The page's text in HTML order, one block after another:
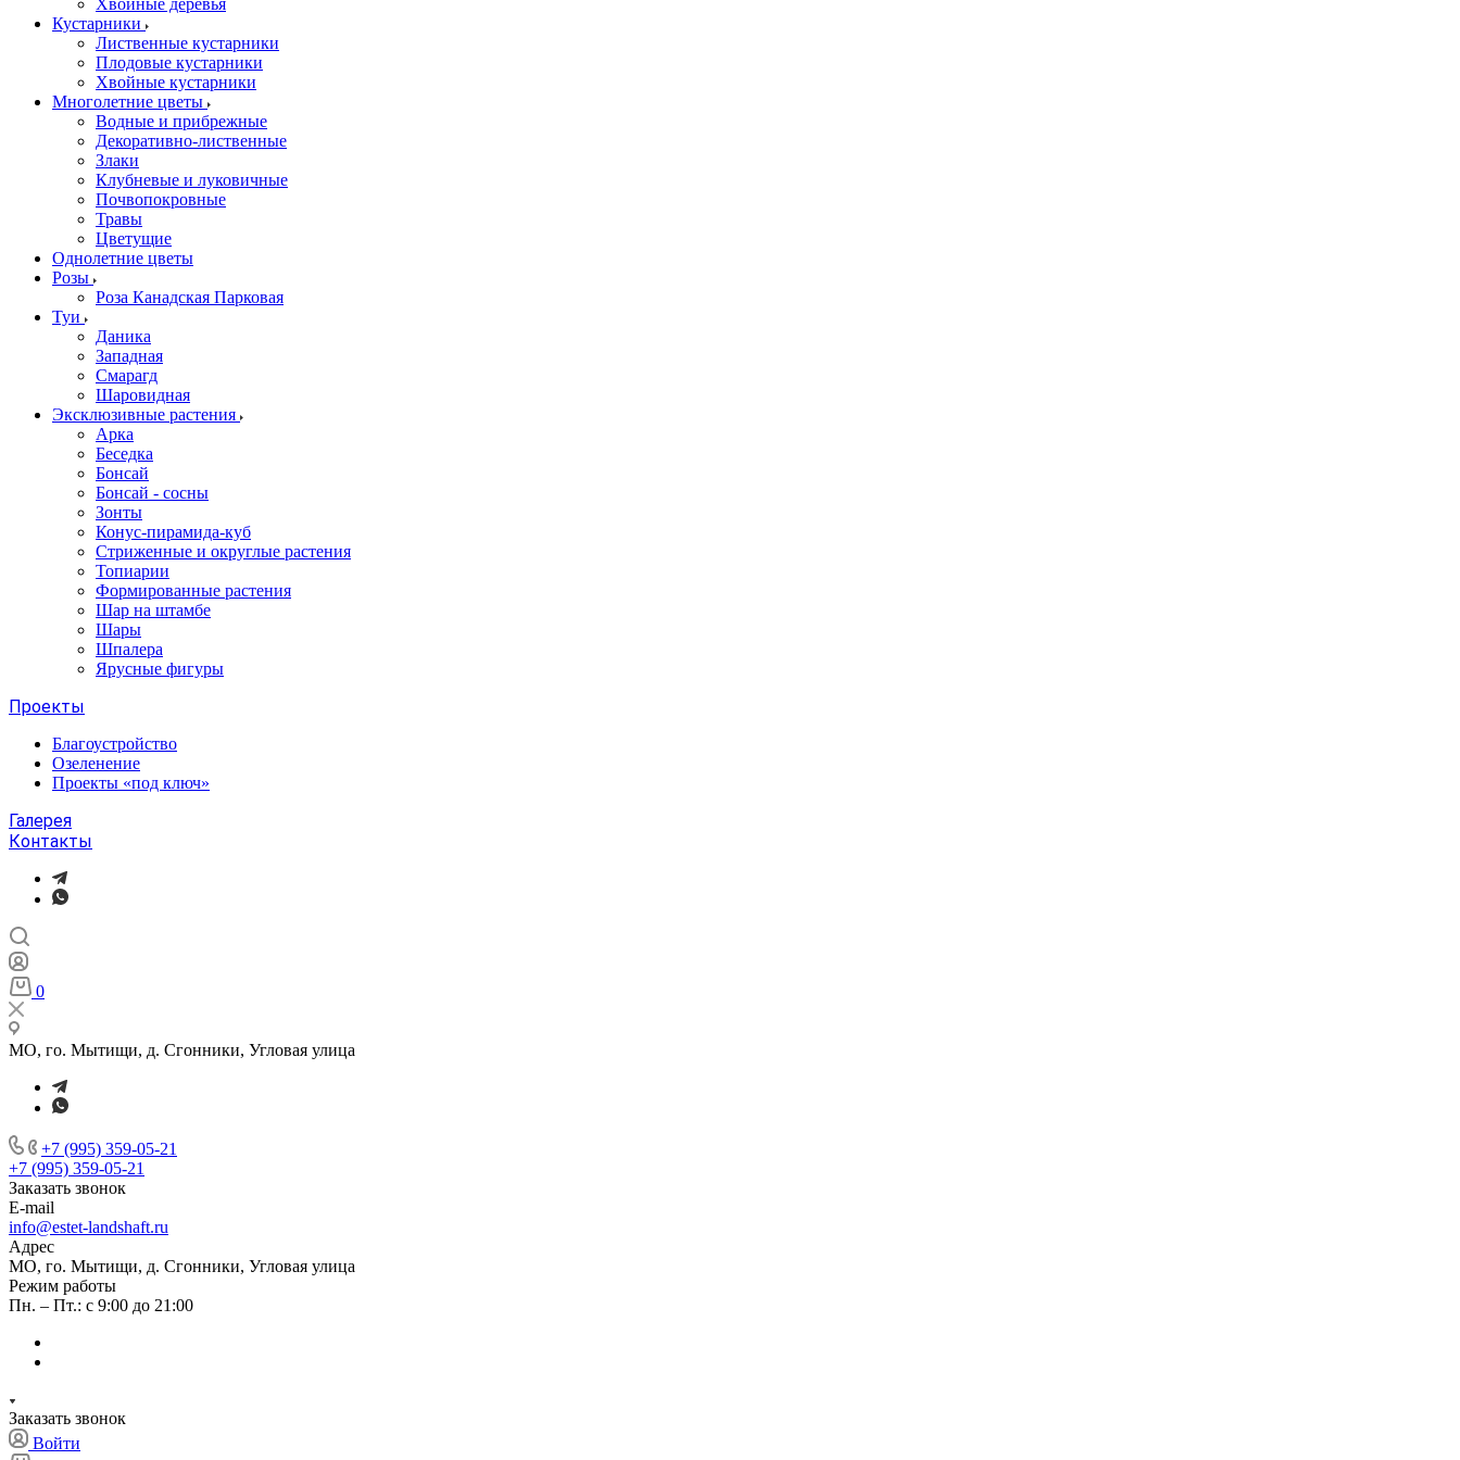
Хвойные деревья
Кустарники
Лиственные кустарники
Плодовые кустарники
Хвойные кустарники
Многолетние цветы
Водные и прибрежные
Декоративно-лиственные
Злаки
Клубневые и луковичные
Почвопокровные
Травы
Цветущие
Однолетние цветы
Розы
Роза Канадская Парковая
Туи
Даника
Западная
Смарагд
Шаровидная
Эксклюзивные растения
Арка
Беседка
Бонсай
Бонсай - сосны
Зонты
Конус-пирамида-куб
Стриженные и округлые растения
Топиарии
Формированные растения
Шар на штамбе
Шары
Шпалера
Ярусные фигуры
Проекты
Благоустройство
Озеленение
Проекты «под ключ»
Галерея
Контакты
0
МО, го. Мытищи, д. Сгонники, Угловая улица
+7 (995) 359-05-21
+7 (995) 359-05-21
Заказать звонок
E-mail
info@estet-landshaft.ru
Адрес
МО, го. Мытищи, д. Сгонники, Угловая улица
Режим работы
Пн. – Пт.: с 9:00 до 21:00
Заказать звонок
Войти